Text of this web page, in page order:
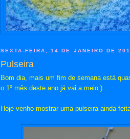
SEXTA-FEIRA, 14 DE JANEIRO DE
Pulseira
Bom dia, mais um fim de semana está
o 1º mês deste ano já vai a meio:)
Hoje venho mostrar uma pulseira ainda